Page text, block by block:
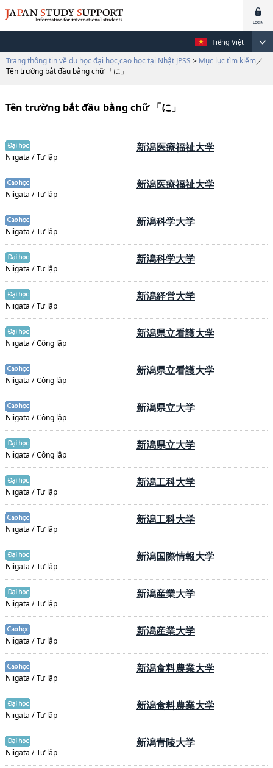
Tiếng Việt
Trang thông tin về du học đại học,cao học tại Nhật JPSS > Mục lục tìm kiếm ／
Tên trường bắt đầu bằng chữ 「に」
Tên trường bắt đầu bằng chữ 「に」
Niigata / Tư lập
新潟医療福祉大学
Niigata / Tư lập
新潟医療福祉大学
Niigata / Tư lập
新潟科学大学
Niigata / Tư lập
新潟科学大学
Niigata / Tư lập
新潟経営大学
Niigata / Công lập
新潟県立看護大学
Niigata / Công lập
新潟県立看護大学
Niigata / Công lập
新潟県立大学
Niigata / Công lập
新潟県立大学
Niigata / Tư lập
新潟工科大学
Niigata / Tư lập
新潟工科大学
Niigata / Tư lập
新潟国際情報大学
Niigata / Tư lập
新潟産業大学
Niigata / Tư lập
新潟産業大学
Niigata / Tư lập
新潟食料農業大学
Niigata / Tư lập
新潟食料農業大学
Niigata / Tư lập
新潟青陵大学